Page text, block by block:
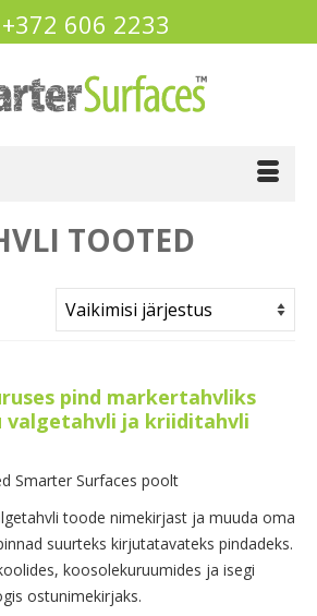
+372 606 2233
TOOTED
pind markertahvliks
valgetahvli ja kriiditahvli
Smarter Surfaces poolt
toode nimekirjast ja muuda oma
suurteks kirjutatavateks pindadeks.
koosolekuruumides ja isegi
ostunimekirjaks.